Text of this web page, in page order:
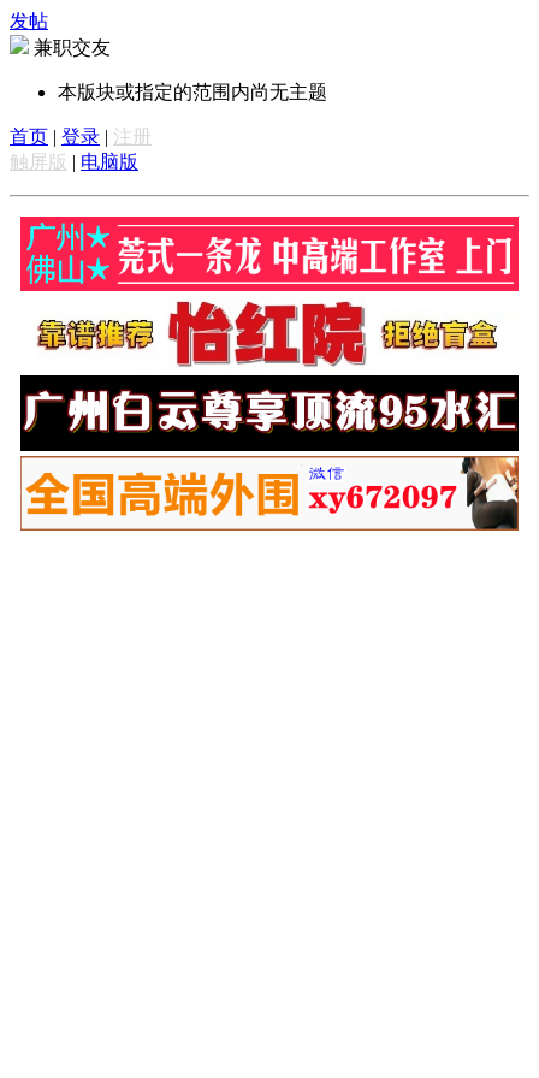
发帖
兼职交友
本版块或指定的范围内尚无主题
首页 | 登录 | 注册
触屏版 | 电脑版